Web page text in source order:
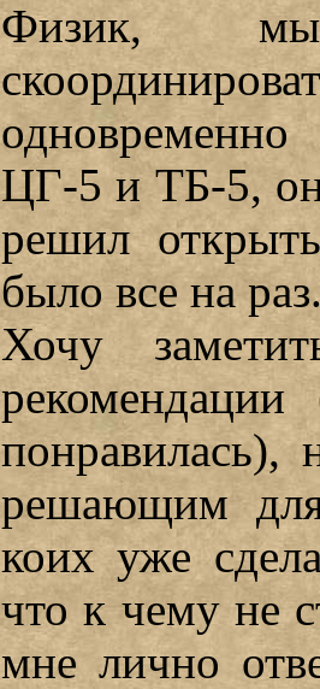
Физик,
ЦГ-5 и ТБ-5,
решил
было все на
Хочу
решающим для
коих уже
что к чему не
мне лично